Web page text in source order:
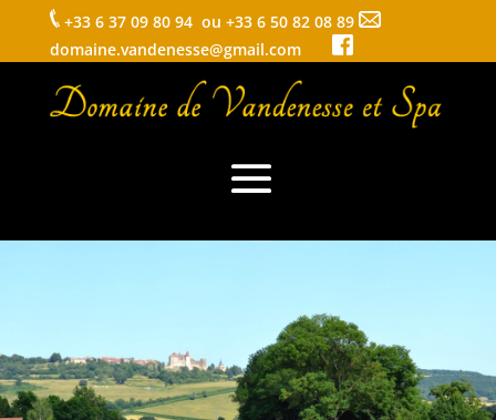
+33 6 37 09 80 94 ou +33 6 50 82 08 89
domaine.vandenesse@gmail.com